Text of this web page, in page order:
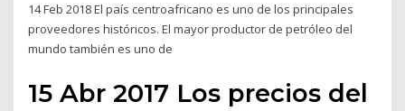
14 Feb 2018 El país centroafricano es uno de los principales
proveedores históricos. El mayor productor de petróleo del
mundo también es uno de
15 Abr 2017 Los precios del